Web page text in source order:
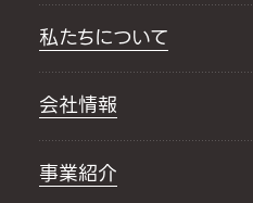
私たちについて
会社情報
事業紹介